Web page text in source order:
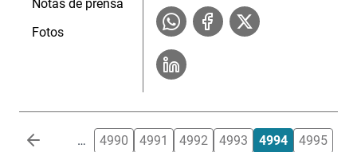
Notas de prensa
Fotos
Paginación … 4990 4991 4992 4993 4994
4995